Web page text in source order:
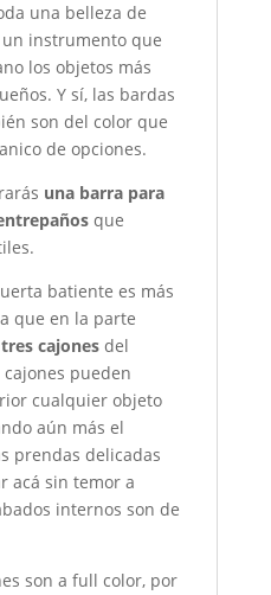
una belleza de
instrumento que
los objetos más
Y sí, las bardas
son del color que
de opciones.
una barra para
que
batiente es más
que en la parte
tres cajonesdel
pueden
cualquier objeto
aún más el
prendas delicadas
acá sin temor a
internos son de
son a full color, por